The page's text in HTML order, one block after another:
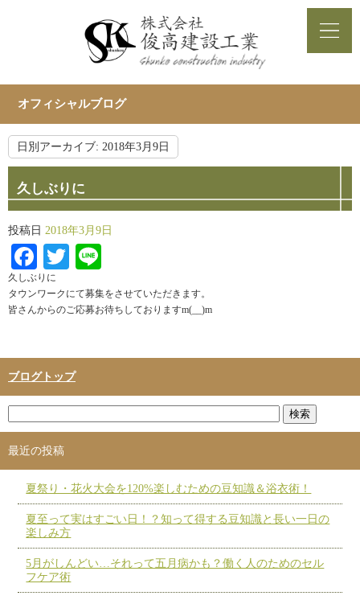
オフィシャルブログ
日別アーカイブ: 2018年3月9日
久しぶりに
投稿日 2018年3月9日
Facebook
Twitter
久しぶりに
タウンワークにて募集をさせていただきます。
皆さんからのご応募お待ちしておりますm(__)m
ブログトップ
最近の投稿
夏祭り・花火大会を120%楽しむための豆知識＆浴衣術！
夏至って実はすごい日！？知って得する豆知識と長い一日の
楽しみ方
5月がしんどい…それって五月病かも？働く人のためのセル
フケア術